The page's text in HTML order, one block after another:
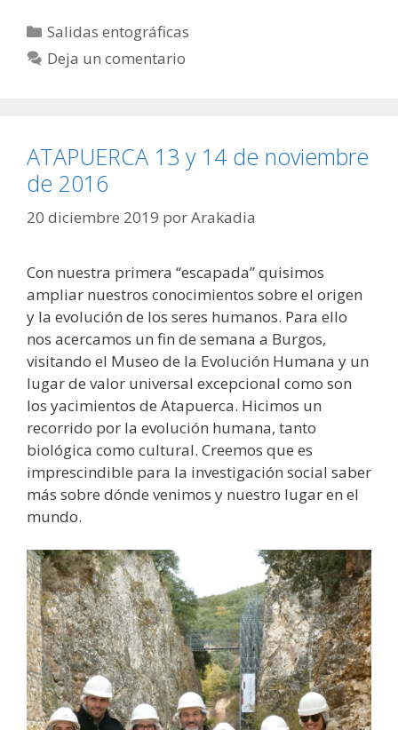
Categorías
Salidas entográficas
Deja un comentario
ATAPUERCA 13 y 14 de noviembre
de 2016
20 diciembre 2019 porArakadia
Con nuestra primera “escapada” quisimos
ampliar nuestros conocimientos sobre el origen
y la evolución de los seres humanos. Para ello
nos acercamos un fin de semana a Burgos,
visitando el Museo de la Evolución Humana y un
lugar de valor universal excepcional como son
los yacimientos de Atapuerca. Hicimos un
recorrido por la evolución humana, tanto
biológica como cultural. Creemos que es
imprescindible para la investigación social saber
más sobre dónde venimos y nuestro lugar en el
mundo.